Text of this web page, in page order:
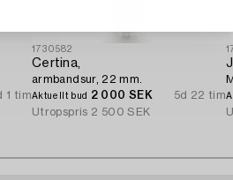
1 tim
1730582
Certina,
armbandsur, 22 mm.
Aktuellt bud 2 000 SEK
5d 22 tim
Utropspris 2 500 SEK